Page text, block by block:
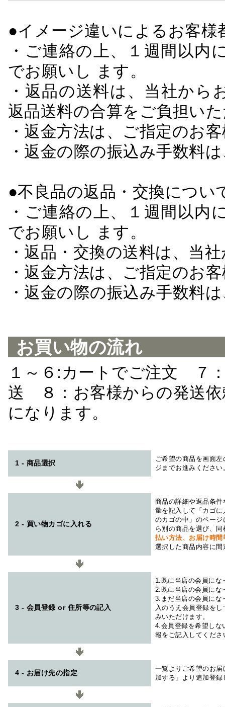
●イメージ違いによるお客
・ご連絡の上、１週間以
でお願いし ます。
・返品の送料は、当社か
返品送料の合算をご負担い
・返金方法は、ご指定のお
・返金の際の振込み手数料
●不良品の返品・交換につい
・ご連絡の上、１週間以
でお願いし ます。
・返品・交換の送料は、当
・返金方法は、ご指定のお
・返金の際の振込み手数料
お買い物の流れ
１～６:カートでご注文 ７
送 ８：お客様からの発送
になります。
1 - 商品選択
ご希望の商品を画面
ジまでお進みください
2 - 買い物カゴに入れる
商品の詳細や返品条
量を記入して「カゴ
のカゴの中」のペー
ら別の商品を選び、
払い方法、お届け時
選択した商品内容に
3 - 会員登録 or 住所等の記入
1.既に当店の会員にな
2.既に当店の会員にな
3.まだ当店の会員にな
入のうえ会員登録を
みいただけます。
4.会員登録を希望しな
報をご記入してくださ
4 - お届け先の指定
一覧よりご希望のお
加する」より追加登